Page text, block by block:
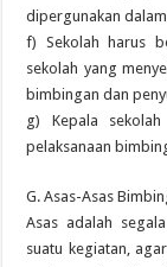
dipergunakan
f) Sekolah harus
sekolah yang
bimbingan dan
g) Kepala
pelaksanaan
G. Asas-Asas
Asas adalah
suatu kegiatan,